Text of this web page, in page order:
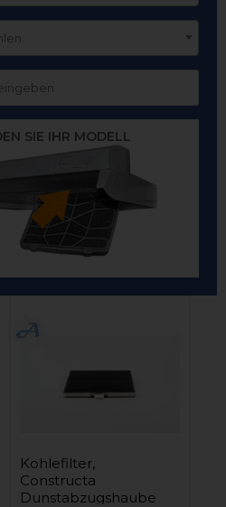
SIE IHR MODELL
Kohlefilter,
Constructa
Dunstabzugshaube